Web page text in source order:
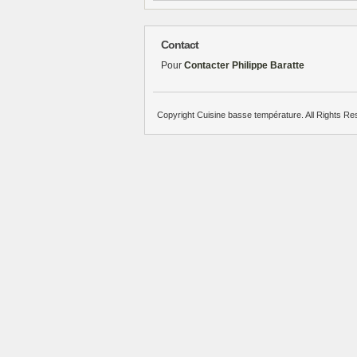
Contact
Pour Contacter Philippe Baratte
Copyright Cuisine basse température. All Rights